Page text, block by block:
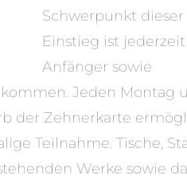
Schwerpunkt dieser
Einstieg ist
Anfänger sowie
Jeden Montag
der Zehnerkarte
Teilnahme. Tische,
Werke sowie